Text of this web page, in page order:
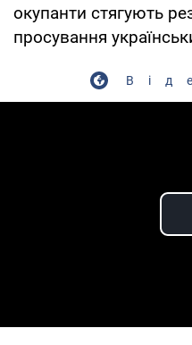
окупанти стягують
просування